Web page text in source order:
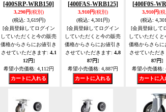
[400SRP-WRB150]
3,290円(税別)
(税込: 3,619円)
[会員登録してログイン
していただくと今の販売
価格からさらにお値引き
させていただきます: 4,1
12円]
希望小売価格: 4,112円
[400FAS-WRB125]
3,910円(税別)
(税込: 4,301円)
[会員登録してログイン
していただくと今の販売
価格からさらにお値引き
させていただきます: 4,8
87円]
希望小売価格: 4,887円
[400F0S-
3,910円(
(税込:
[会員登録して
していただくと
価格からさらに
させていただき
87円]
希望小売価格: